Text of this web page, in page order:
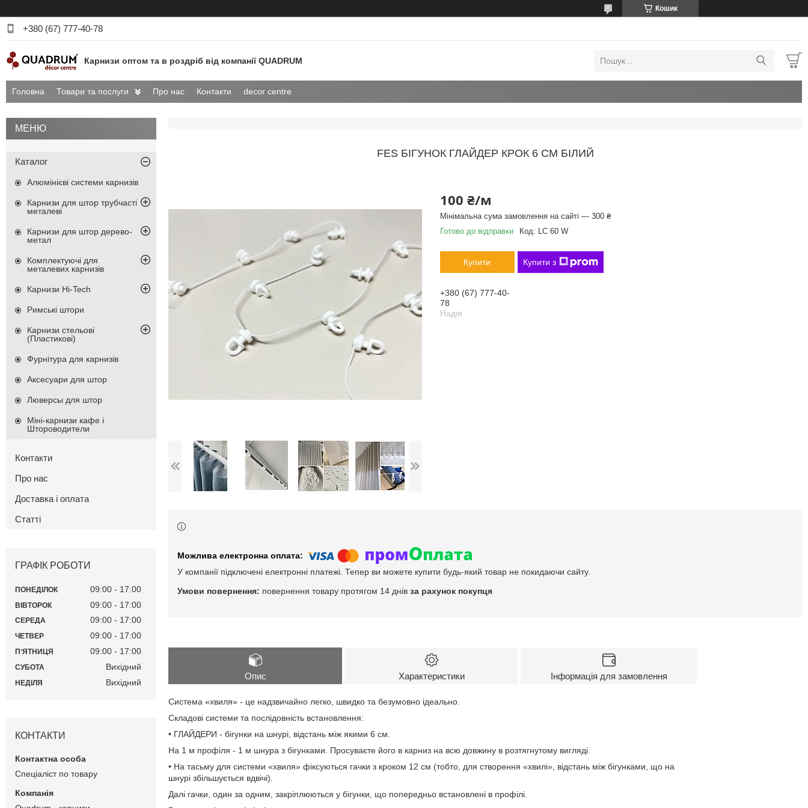
Кошик
+380 (67) 777-40-78
Карнизи оптом та в роздріб від компанії QUADRUM
Головна Товари та послуги Про нас Контакти decor centre
FES БІГУНОК ГЛАЙДЕР КРОК 6 СМ БІЛИЙ
100 ₴/м
Мінімальна сума замовлення на сайті — 300 ₴
Готово до відправки
Код: LC 60 W
Купити Купити з
+380 (67) 777-40-
78
Надія
У компанії підключені електронні платежі. Тепер ви можете купити будь-який товар не покидаючи сайту.
повернення товару протягом 14 днів за рахунок покупця
Опис Характеристики Інформація для замовлення
Система «хвиля» - це надзвичайно легко, швидко та безумовно ідеально.
Складові системи та послідовність встановлення:
• ГЛАЙДЕРИ - бігунки на шнурі, відстань між якими 6 см.
На 1 м профіля - 1 м шнура з бігунками. Просуваєте його в карниз на всю довжину в розтягнутому вигляді.
• На тасьму для системи «хвиля» фіксуються гачки з кроком 12 см (тобто, для створення «хвилі», відстань між бігунками, що на
шнурі збільшується вдвічі).
Далі гачки, один за одним, закріплюються у бігунки, що попередньо встановлені в профілі.
Каталог
Алюмінієві системи карнизів
Карнизи для штор трубчасті
металеві
Карнизи для штор дерево-
метал
Комплектуючі для
металевих карнизів
Карнизи Hi-Tech
Римські штори
Карнизи стельові
(Пластикові)
Фурнітура для карнизів
Аксесуари для штор
Люверсы для штор
Міні-карнизи кафе і
Штороводители
Контакти
Про нас
Доставка і оплата
Статті
ГРАФІК РОБОТИ
ПОНЕДІЛОК 09:00 17:00
ВІВТОРОК 09:00 17:00
СЕРЕДА 09:00 17:00
ЧЕТВЕР 09:00 17:00
ПʼЯТНИЦЯ 09:00 17:00
СУБОТА Вихідний
НЕДІЛЯ Вихідний
КОНТАКТИ
Спеціаліст по товару